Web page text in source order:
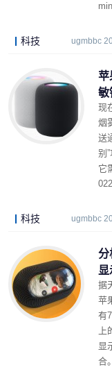
科技 ugmbbc
苹
敏
现
烟
送
别
它
科技 ugmbbc
分
据
苹
有
显
合。